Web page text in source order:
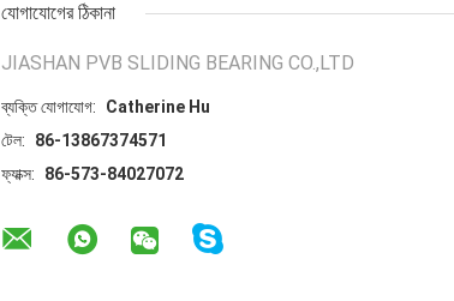
যোগাযোগের ঠিকানা
JIASHAN PVB SLIDING BEARING CO.,LTD
ব্যক্তি যোগাযোগ:
Catherine Hu
টেল:
86-13867374571
ফ্যাক্স:
86-573-84027072